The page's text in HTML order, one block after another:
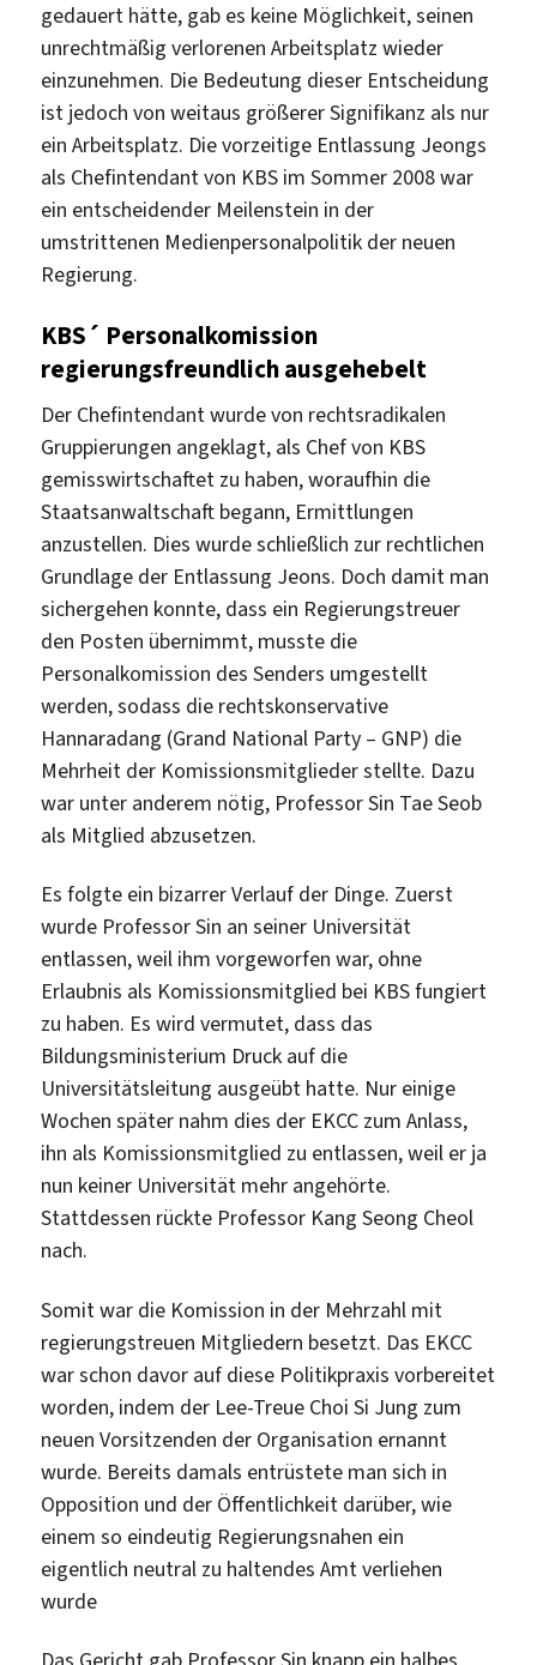
gedauert hätte, gab es keine Möglichkeit, seinen
unrechtmäßig verlorenen Arbeitsplatz wieder
einzunehmen. Die Bedeutung dieser Entscheidung
ist jedoch von weitaus größerer Signifikanz als nur
ein Arbeitsplatz. Die vorzeitige Entlassung Jeongs
als Chefintendant von KBS im Sommer 2008 war
ein entscheidender Meilenstein in der
umstrittenen Medienpersonalpolitik der neuen
Regierung.
KBS´ Personalkomission
regierungsfreundlich ausgehebelt
Der Chefintendant wurde von rechtsradikalen
Gruppierungen angeklagt, als Chef von KBS
gemisswirtschaftet zu haben, woraufhin die
Staatsanwaltschaft begann, Ermittlungen
anzustellen. Dies wurde schließlich zur rechtlichen
Grundlage der Entlassung Jeons. Doch damit man
sichergehen konnte, dass ein Regierungstreuer
den Posten übernimmt, musste die
Personalkomission des Senders umgestellt
werden, sodass die rechtskonservative
Hannaradang (Grand National Party – GNP) die
Mehrheit der Komissionsmitglieder stellte. Dazu
war unter anderem nötig, Professor Sin Tae Seob
als Mitglied abzusetzen.
Es folgte ein bizarrer Verlauf der Dinge. Zuerst
wurde Professor Sin an seiner Universität
entlassen, weil ihm vorgeworfen war, ohne
Erlaubnis als Komissionsmitglied bei KBS fungiert
zu haben. Es wird vermutet, dass das
Bildungsministerium Druck auf die
Universitätsleitung ausgeübt hatte. Nur einige
Wochen später nahm dies der EKCC zum Anlass,
ihn als Komissionsmitglied zu entlassen, weil er ja
nun keiner Universität mehr angehörte.
Stattdessen rückte Professor Kang Seong Cheol
nach.
Somit war die Komission in der Mehrzahl mit
regierungstreuen Mitgliedern besetzt. Das EKCC
war schon davor auf diese Politikpraxis vorbereitet
worden, indem der Lee-Treue Choi Si Jung zum
neuen Vorsitzenden der Organisation ernannt
wurde. Bereits damals entrüstete man sich in
Opposition und der Öffentlichkeit darüber, wie
einem so eindeutig Regierungsnahen ein
eigentlich neutral zu haltendes Amt verliehen
wurde